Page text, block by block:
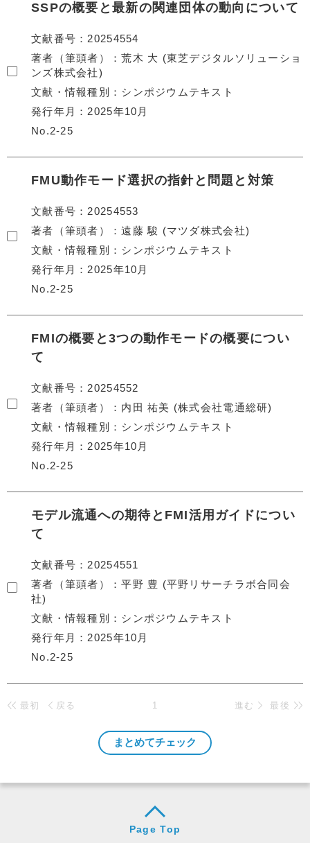
SSPの概要と最新の関連団体の動向について
文献番号
20254554
著者（筆頭者）
荒木 大 (東芝デジタルソリューショ
ンズ株式会社)
文献・情報種別
シンポジウムテキスト
発行年月
2025年10月
No.2-25
FMU動作モード選択の指針と問題と対策
文献番号
20254553
著者（筆頭者）
遠藤 駿 (マツダ株式会社)
文献・情報種別
シンポジウムテキスト
発行年月
2025年10月
No.2-25
FMIの概要と3つの動作モードの概要につい
て
文献番号
20254552
著者（筆頭者）
内田 祐美 (株式会社電通総研)
文献・情報種別
シンポジウムテキスト
発行年月
2025年10月
No.2-25
モデル流通への期待とFMI活用ガイドについ
て
文献番号
20254551
著者（筆頭者）
平野 豊 (平野リサーチラボ合同会
社)
文献・情報種別
シンポジウムテキスト
発行年月
2025年10月
No.2-25
最初 戻る 1 進む 最後
Page Top